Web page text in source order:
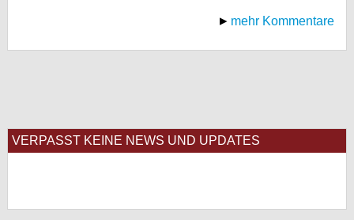
mehr Kommentare
VERPASST KEINE NEWS UND UPDATES